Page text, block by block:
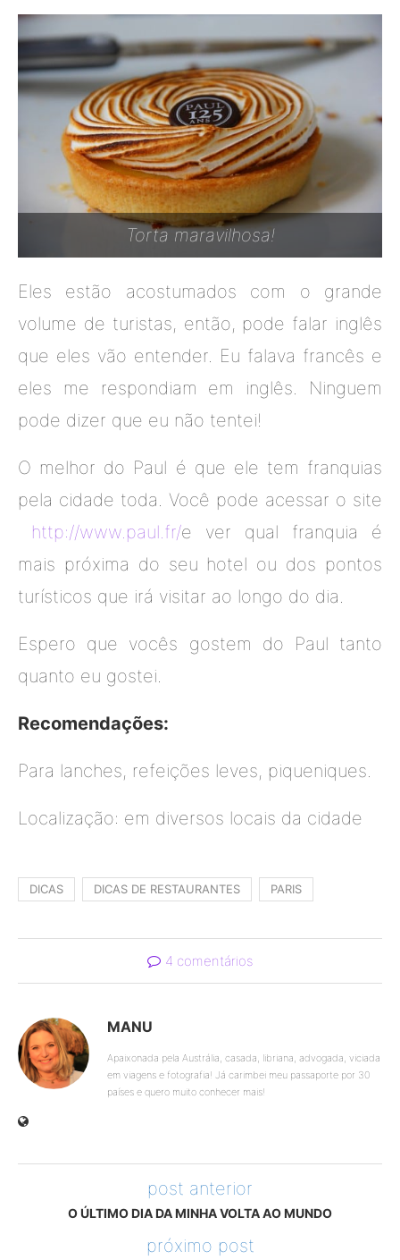
Torta maravilhosa!
Eles estão acostumados com o grande
volume de turistas, então, pode falar inglês
que eles vão entender. Eu falava francês e
eles me respondiam em inglês. Ninguem
pode dizer que eu não tentei!
O melhor do Paul é que ele tem franquias
pela cidade toda. Você pode acessar o site
http://www.paul.fr/e ver qual franquia é
mais próxima do seu hotel ou dos pontos
turísticos que irá visitar ao longo do dia.
Espero que vocês gostem do Paul tanto
quanto eu gostei.
Recomendações:
Para lanches, refeições leves, piqueniques.
Localização: em diversos locais da cidade
DICAS DICAS DE RESTAURANTES PARIS
4 comentários
MANU
Apaixonada pela Austrália, casada, libriana, advogada, viciada
em viagens e fotografia! Já carimbei meu passaporte por 30
países e quero muito conhecer mais!
post anterior
O ÚLTIMO DIA DA MINHA VOLTA AO MUNDO
próximo post